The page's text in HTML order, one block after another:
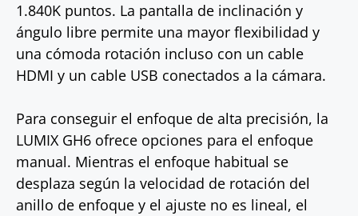
1.840K puntos. La pantalla de inclinación y
ángulo libre permite una mayor flexibilidad y
una cómoda rotación incluso con un cable
HDMI y un cable USB conectados a la cámara.
Para conseguir el enfoque de alta precisión, la
LUMIX GH6 ofrece opciones para el enfoque
manual. Mientras el enfoque habitual se
desplaza según la velocidad de rotación del
anillo de enfoque y el ajuste no es lineal, el